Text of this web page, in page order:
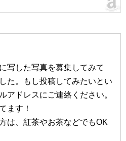
写した写真を募集してみて
た。もし投稿してみたいとい
アドレスにご連絡ください。
ます！
は、紅茶やお茶などでもOK